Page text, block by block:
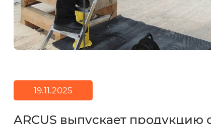
19.11.2025
ARCUS выпускает